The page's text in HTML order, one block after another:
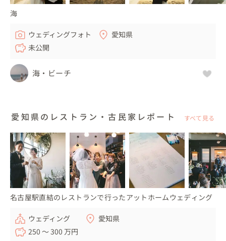
海
ウェディングフォト
愛知県
未公開
海・ビーチ
愛知県のレストラン・古民家レポート すべて見る
名古屋駅直結のレストランで行ったアットホームウェディング
ウェディング
愛知県
250 〜 300 万円